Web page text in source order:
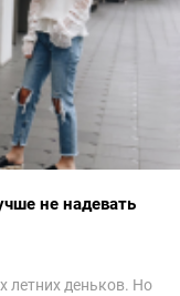
не надевать
летних деньков. Но